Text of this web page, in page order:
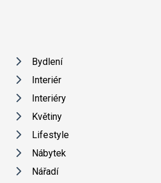
Bydlení
Interiér
Interiéry
Květiny
Lifestyle
Nábytek
Nářadí